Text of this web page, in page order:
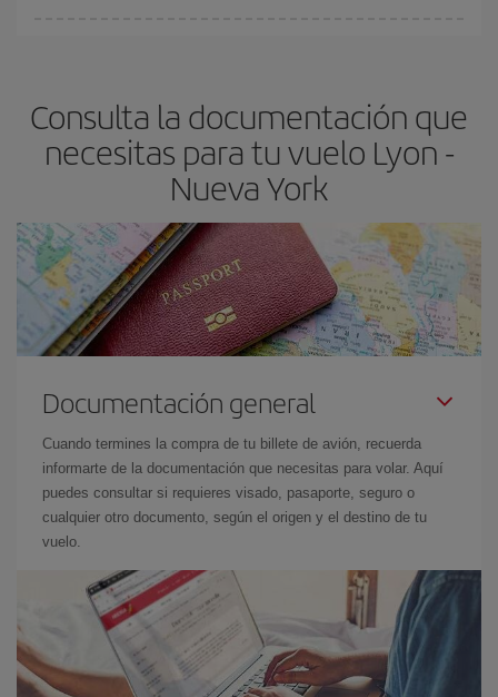
Consulta la documentación que
necesitas para tu vuelo Lyon -
Nueva York
Documentación general
Cuando termines la compra de tu billete de avión, recuerda
informarte de la documentación que necesitas para volar. Aquí
puedes consultar si requieres visado, pasaporte, seguro o
cualquier otro documento, según el origen y el destino de tu
vuelo.